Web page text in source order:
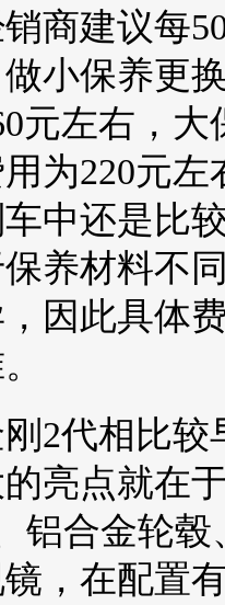
商建议每
小保养更
元左右，大
为220元左
中还是比
养材料不
因此具体
2代相比较
的亮点就在
铝合金轮毂
，在配置